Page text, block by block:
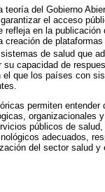
teoría del Gobierno
el acceso
refleja en la
creación de
de salud que
su capacidad de
que los países con
permiten
organizacionales
públicos de
adecuados,
del sector salud